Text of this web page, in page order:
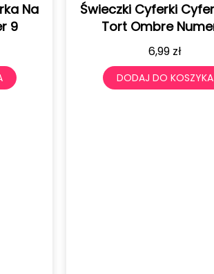
Na
9
Świeczki Cyferki
Tort Ombre
6,99 zł
DODAJ DO KOSZYKA